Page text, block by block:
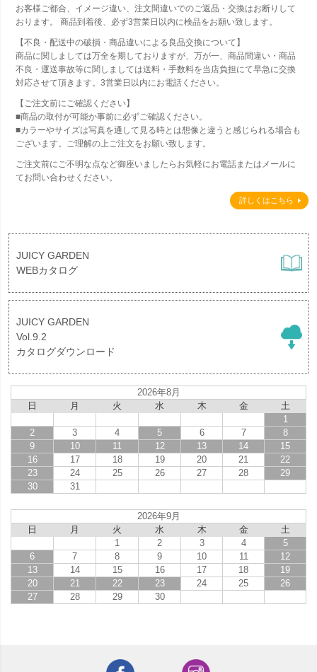
お客様ご都合、イメージ違い、注文間違いでのご返品・交換はお断りして
おります。 商品到着後、必ず3営業日以内に検品をお願い致します。
【不良・配送中の破損・商品違いによる良品交換について】
商品に関しましては万全を期しておりますが、万が一、商品間違い・商品
不良・運送事故等に関しましては送料・手数料を当店負担にて早急に交換
対応させて頂きます。3営業日以内にお電話ください。
【ご注文前にご確認ください】
■商品の取付が可能か事前に必ずご確認ください。
■カラーやサイズは写真を通して見る時とは想像と違うと感じられる場合も
ございます。ご理解の上ご注文をお願い致します。
ご注文前にご不明な点など御座いましたらお気軽にお電話またはメールに
てお問い合わせください。
詳しくはこちら
JUICY GARDEN
WEBカタログ
JUICY GARDEN
Vol.9.2
カタログダウンロード
2026年8月
日
月 火 水 木 金
土
1
2
3 4 5 6 7
8
9
10 11 12 13 14
15
16
17 18 19 20 21
22
23
24 25 26 27 28
29
30
31
2026年9月
日
月 火 水 木 金
土
1
2 3 4
5
6
7 8 9 10 11
12
13
14 15 16 17 18
19
20
21 22 23 24 25
26
27
28 29 30